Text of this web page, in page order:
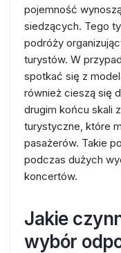
pojemność
siedzących. Tego
podróży
turystów. W
spotkać się z
również cieszą się
drugim końcu skali
turystyczne, które
pasażerów. Takie
podczas dużych
koncertów.
Jakie
wybór